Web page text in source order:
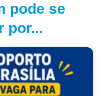
pode se
por...